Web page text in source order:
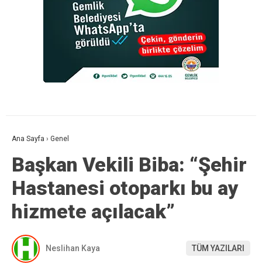
Ana Sayfa › Genel
Başkan Vekili Biba: “Şehir
Hastanesi otoparkı bu ay
hizmete açılacak”
Neslihan Kaya TÜM YAZILARI